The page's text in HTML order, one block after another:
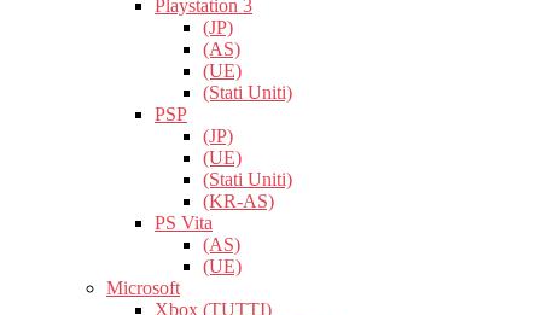
Playstation 3
(JP)
(AS)
(UE)
(Stati Uniti)
PSP
(JP)
(UE)
(Stati Uniti)
(KR-AS)
PS Vita
(AS)
(UE)
Microsoft
Xbox (TUTTI)